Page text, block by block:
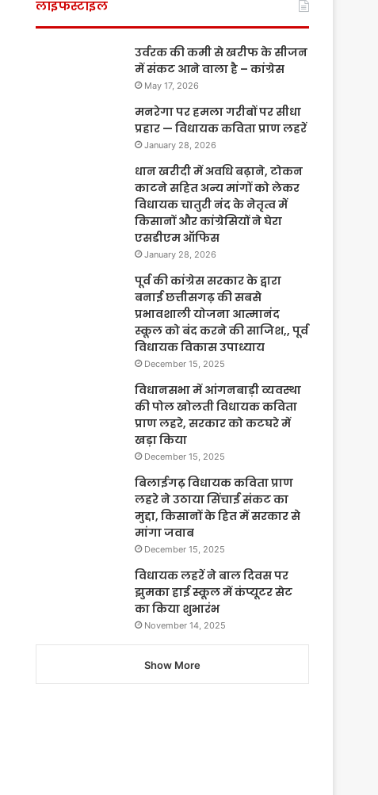
लाइफस्टाइल
उर्वरक की कमी से खरीफ के सीजन
में संकट आने वाला है – कांग्रेस
May 17, 2026
मनरेगा पर हमला गरीबों पर सीधा
प्रहार — विधायक कविता प्राण लहरें
January 28, 2026
धान खरीदी में अवधि बढ़ाने, टोकन
काटने सहित अन्य मांगों को लेकर
विधायक चातुरी नंद के नेतृत्व में
किसानों और कांग्रेसियों ने घेरा
एसडीएम ऑफिस
January 28, 2026
पूर्व की कांग्रेस सरकार के द्वारा
बनाई छत्तीसगढ़ की सबसे
प्रभावशाली योजना आत्मानंद
स्कूल को बंद करने की साजिश,, पूर्व
विधायक विकास उपाध्याय
December 15, 2025
विधानसभा में आंगनबाड़ी व्यवस्था
की पोल खोलती विधायक कविता
प्राण लहरे, सरकार को कटघरे में
खड़ा किया
December 15, 2025
बिलाईगढ़ विधायक कविता प्राण
लहरे ने उठाया सिंचाई संकट का
मुद्दा, किसानों के हित में सरकार से
मांगा जवाब
December 15, 2025
विधायक लहरें ने बाल दिवस पर
झुमका हाई स्कूल में कंप्यूटर सेट
का किया शुभारंभ
November 14, 2025
Show More